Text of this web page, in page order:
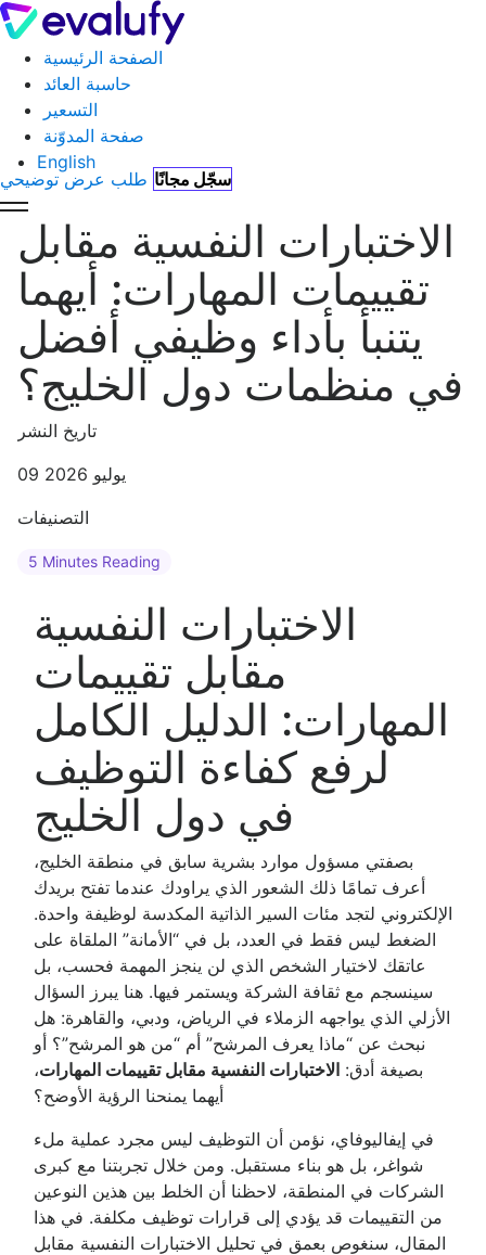
الصفحة الرئيسية
حاسبة العائد
التسعير
صفحة المدوّنة
English
سجّل مجانًا طلب عرض توضيحي
الاختبارات النفسية مقابل
تقييمات المهارات: أيهما
يتنبأ بأداء وظيفي أفضل
في منظمات دول الخليج؟
تاريخ النشر
09 يوليو 2026
التصنيفات
5 Minutes Reading
الاختبارات النفسية
مقابل تقييمات
المهارات: الدليل الكامل
لرفع كفاءة التوظيف
في دول الخليج
بصفتي مسؤول موارد بشرية سابق في منطقة الخليج،
أعرف تمامًا ذلك الشعور الذي يراودك عندما تفتح بريدك
الإلكتروني لتجد مئات السير الذاتية المكدسة لوظيفة واحدة.
الضغط ليس فقط في العدد، بل في “الأمانة” الملقاة على
عاتقك لاختيار الشخص الذي لن ينجز المهمة فحسب، بل
سينسجم مع ثقافة الشركة ويستمر فيها. هنا يبرز السؤال
الأزلي الذي يواجهه الزملاء في الرياض، ودبي، والقاهرة: هل
نبحث عن “ماذا يعرف المرشح” أم “من هو المرشح”؟ أو
بصيغة أدق: الاختبارات النفسية مقابل تقييمات المهارات،
أيهما يمنحنا الرؤية الأوضح؟
في إيفاليوفاي، نؤمن أن التوظيف ليس مجرد عملية ملء
شواغر، بل هو بناء مستقبل. ومن خلال تجربتنا مع كبرى
الشركات في المنطقة، لاحظنا أن الخلط بين هذين النوعين
من التقييمات قد يؤدي إلى قرارات توظيف مكلفة. في هذا
المقال، سنغوص بعمق في تحليل الاختبارات النفسية مقابل